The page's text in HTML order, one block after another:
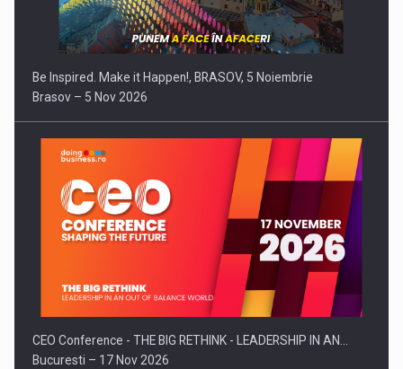
Be Inspired. Make it Happen!, BRASOV, 5 Noiembrie
Brasov – 5 Nov 2026
CEO Conference - THE BIG RETHINK - LEADERSHIP IN AN…
Bucuresti – 17 Nov 2026